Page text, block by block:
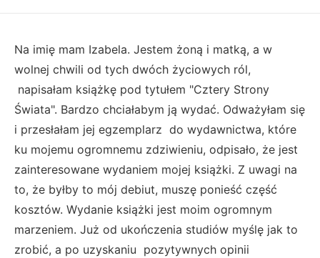
Na imię mam Izabela. Jestem żoną i matką, a w
wolnej chwili od tych dwóch życiowych ról,
napisałam książkę pod tytułem "Cztery Strony
Świata". Bardzo chciałabym ją wydać. Odważyłam się
i przesłałam jej egzemplarz do wydawnictwa, które
ku mojemu ogromnemu zdziwieniu, odpisało, że jest
zainteresowane wydaniem mojej książki. Z uwagi na
to, że byłby to mój debiut, muszę ponieść część
kosztów. Wydanie książki jest moim ogromnym
marzeniem. Już od ukończenia studiów myślę jak to
zrobić, a po uzyskaniu pozytywnych opinii